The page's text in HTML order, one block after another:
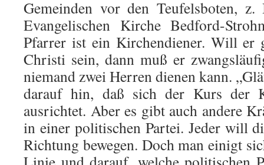
Gemeinden vor den Teufelsboten,
Evangelischen Kirche Bedford-
Pfarrer ist ein Kirchendiener. Will er
Christi sein, dann muß er
niemand zwei Herren dienen kann.
darauf hin, daß sich der Kurs der
ausrichtet. Aber es gibt auch andere
in einer politischen Partei. Jeder will
Richtung bewegen. Doch man einigt